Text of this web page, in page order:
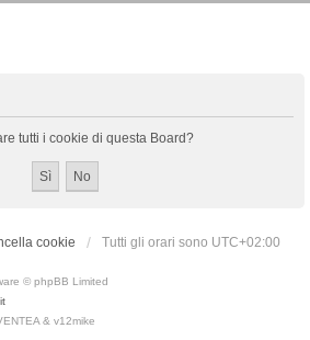
tutti i cookie di questa Board?
cookie Tutti gli orari sono UTC+02:00
© phpBB Limited
& v12mike